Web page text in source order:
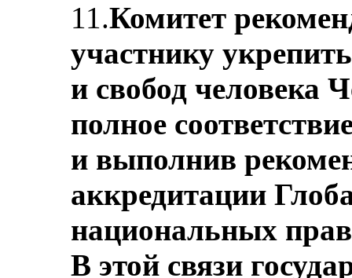
11.Комитет
участнику
и свобод человека
полное
и выполнив
аккредитации
национальных
В этой связи